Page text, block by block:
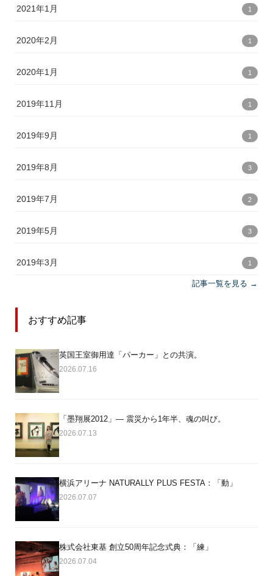
2021年1月 1
2020年2月 1
2020年1月 1
2019年11月 1
2019年9月 1
2019年8月 3
2019年7月 2
2019年5月 3
2019年3月 1
記事一覧を見る →
おすすめ記事
英国王室御用達「パーカー」との共演。
2026.07.16
「墨翔展2012」― 震災から1年半、魂の叫び。
2026.07.13
横浜アリーナ NATURALLY PLUS FESTA：「動」
2026.07.07
株式会社東基 創立50周年記念式典：「練」
2026.07.04